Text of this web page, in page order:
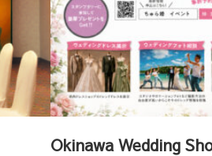
Okinawa Wedding